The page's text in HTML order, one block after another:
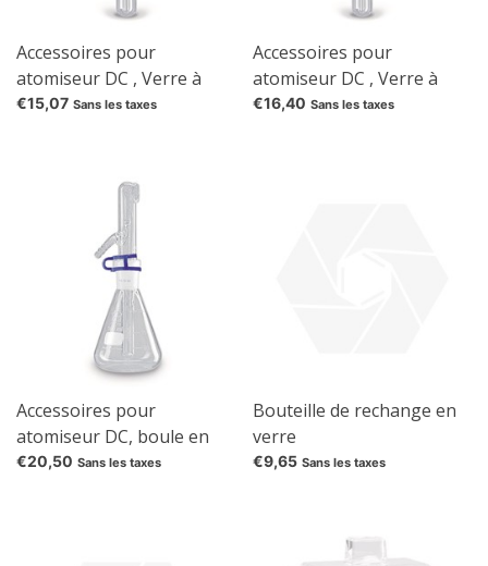
Accessoires pour
atomiseur DC , Verre à
éprouvette de rechange
€15,07 Sans les taxes
Accessoires pour
atomiseur DC , Verre à
éprouvette de rechange
€16,40 Sans les taxes
Accessoires pour
atomiseur DC, boule en
caoutchouc de rechange,
€20,50 Sans les taxes
Bouteille de rechange en
verre
€9,65 Sans les taxes